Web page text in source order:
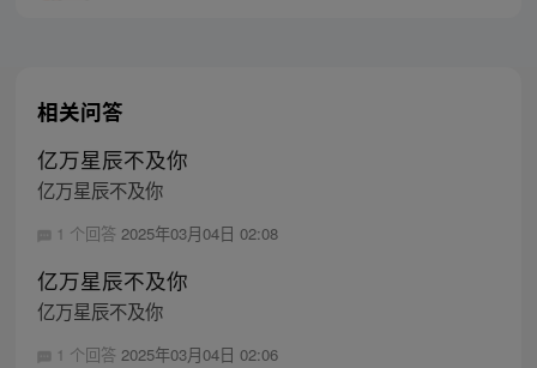
相关问答
亿万星辰不及你
亿万星辰不及你
1 个回答 2025年03月04日 02:08
亿万星辰不及你
亿万星辰不及你
1 个回答 2025年03月04日 02:06